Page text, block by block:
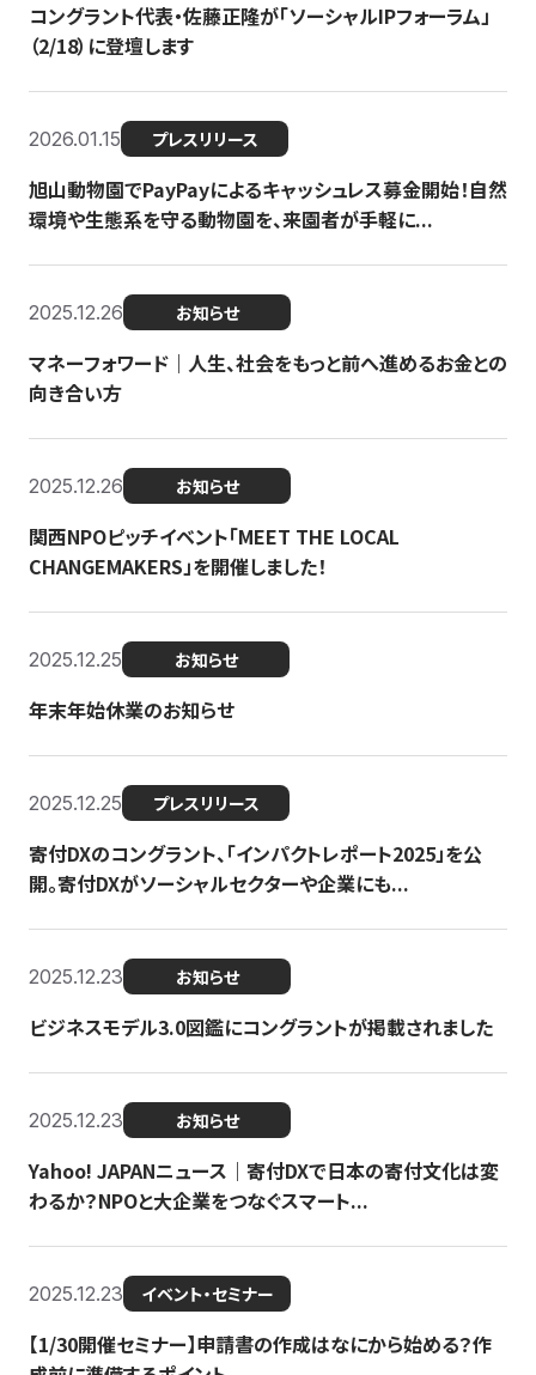
コングラント代表・佐藤正隆が「ソーシャルIPフォーラム」
（2/18）に登壇します
2026.01.15 プレスリリース
旭山動物園でPayPayによるキャッシュレス募金開始！自然
環境や生態系を守る動物園を、来園者が手軽に...
2025.12.26 お知らせ
マネーフォワード｜人生、社会をもっと前へ進めるお金との
向き合い方
2025.12.26 お知らせ
関西NPOピッチイベント「MEET THE LOCAL
CHANGEMAKERS」を開催しました！
2025.12.25 お知らせ
年末年始休業のお知らせ
2025.12.25 プレスリリース
寄付DXのコングラント、「インパクトレポート2025」を公
開。寄付DXがソーシャルセクターや企業にも...
2025.12.23 お知らせ
ビジネスモデル3.0図鑑にコングラントが掲載されました
2025.12.23 お知らせ
Yahoo! JAPANニュース｜寄付DXで日本の寄付文化は変
わるか？NPOと大企業をつなぐスマート...
2025.12.23 イベント・セミナー
【1/30開催セミナー】申請書の作成はなにから始める？作